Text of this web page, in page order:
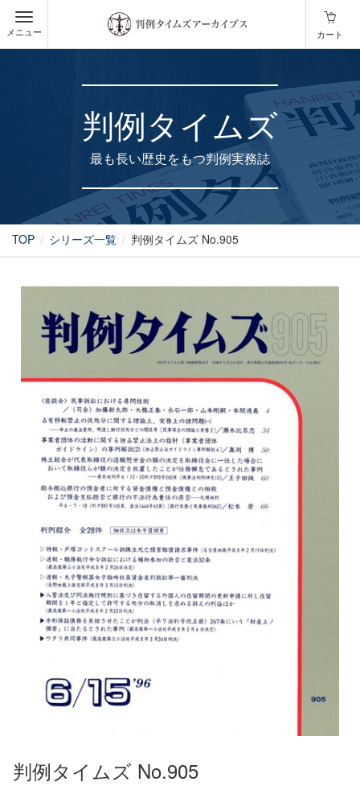
メニュー カート
判例タイムズ
最も長い歴史をもつ判例実務誌
TOP シリーズ一覧 判例タイムズ No.905
判例タイムズ No.905